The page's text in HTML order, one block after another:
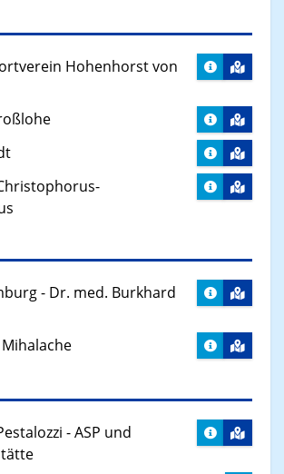
Hohenhorst von
- Dr. med. Burkhard
- ASP und